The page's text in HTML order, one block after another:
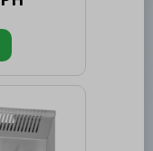
[mm]:
[kW]:
plyn,
vrchní
desky